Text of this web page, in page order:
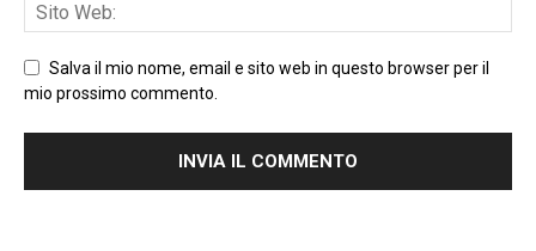
Salva il mio nome, email e sito web in questo browser per il
mio prossimo commento.